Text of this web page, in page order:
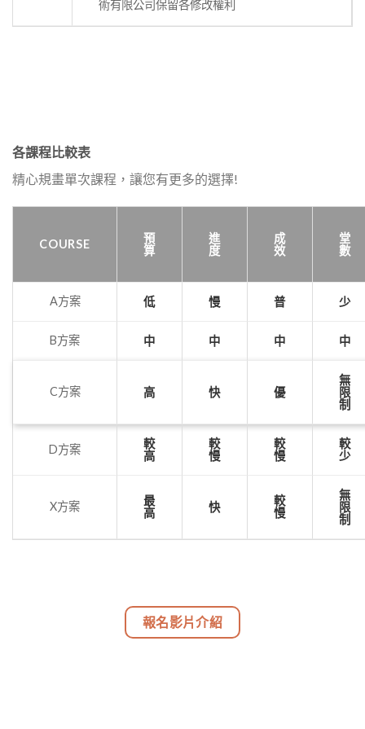
術有限公司保留各修改權利
各課程比較表
精心規畫單次課程，讓您有更多的選擇!
COURSE
預
算
進
度
成
效
堂
數
A方案 低 慢 普 少
B方案 中 中 中 中
C方案 高 快 優
無
限
制
D方案
較
高
較
慢
較
慢
較
少
X方案
最
高
快
較
慢
無
限
制
報名影片介紹